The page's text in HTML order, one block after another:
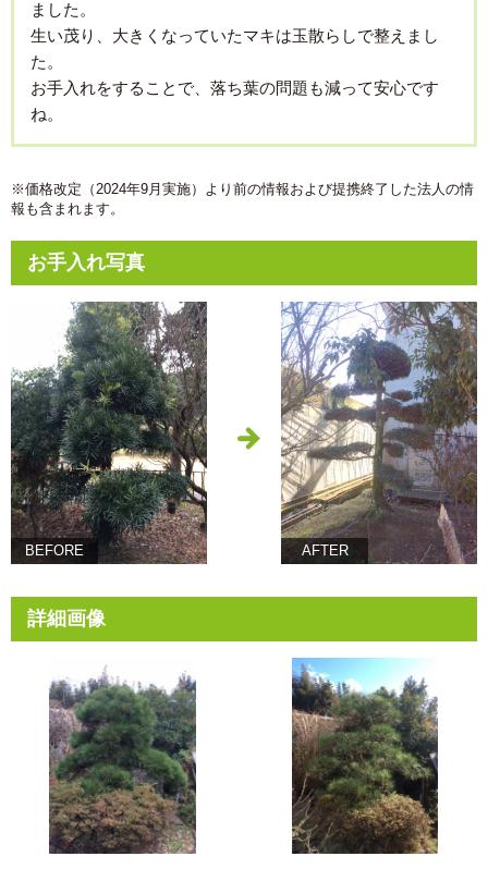
ました。
生い茂り、大きくなっていたマキは玉散らしで整えまし
た。
お手入れをすることで、落ち葉の問題も減って安心です
ね。
※価格改定（2024年9月実施）より前の情報および提携終了した法人の情
報も含まれます。
お手入れ写真
BEFORE AFTER
詳細画像